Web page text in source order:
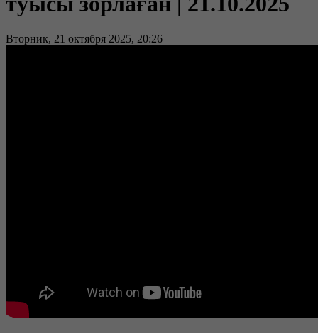
Вторник, 21 октября 2025, 20:26